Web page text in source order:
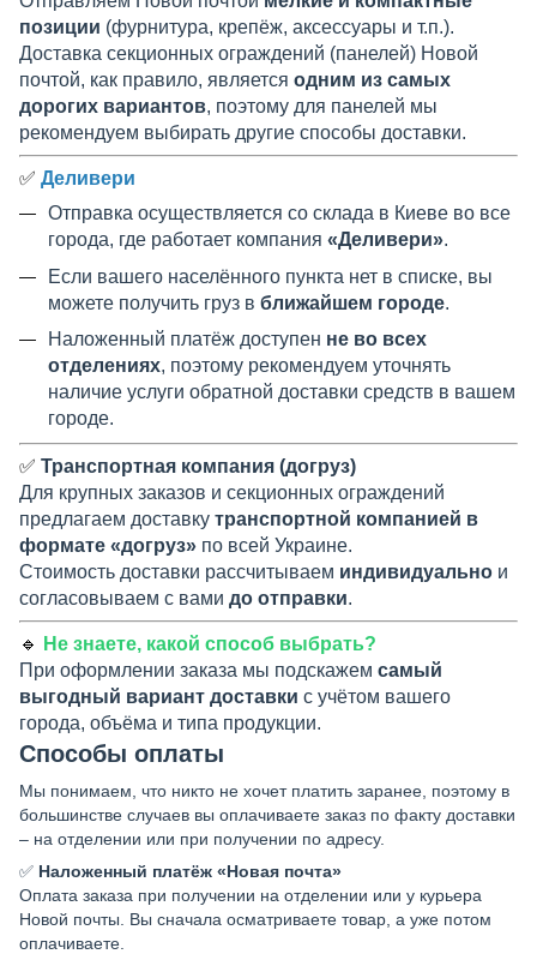
позиции (фурнитура, крепёж, аксессуары и т.п.).
Доставка секционных ограждений (панелей) Новой
почтой, как правило, является одним из самых
дорогих вариантов, поэтому для панелей мы
рекомендуем выбирать другие способы доставки.
✅ Деливери
Отправка осуществляется со склада в Киеве во все
города, где работает компания «Деливери».
Если вашего населённого пункта нет в списке, вы
можете получить груз в ближайшем городе.
Наложенный платёж доступен не во всех
отделениях, поэтому рекомендуем уточнять
наличие услуги обратной доставки средств в вашем
городе.
✅ Транспортная компания (догруз)
Для крупных заказов и секционных ограждений
предлагаем доставку транспортной компанией в
формате «догруз» по всей Украине.
Стоимость доставки рассчитываем индивидуально и
согласовываем с вами до отправки.
🔹
Не знаете, какой способ выбрать?
При оформлении заказа мы подскажем самый
выгодный вариант доставки с учётом вашего
города, объёма и типа продукции.
Способы оплаты
Мы понимаем, что никто не хочет платить заранее, поэтому в
большинстве случаев вы оплачиваете заказ по факту доставки
– на отделении или при получении по адресу.
✅ Наложенный платёж «Новая почта»
Оплата заказа при получении на отделении или у курьера
Новой почты. Вы сначала осматриваете товар, а уже потом
оплачиваете.